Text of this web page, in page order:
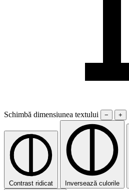
Schimbă dimensiunea textului − +
Contrast ridicat Inversează culorile